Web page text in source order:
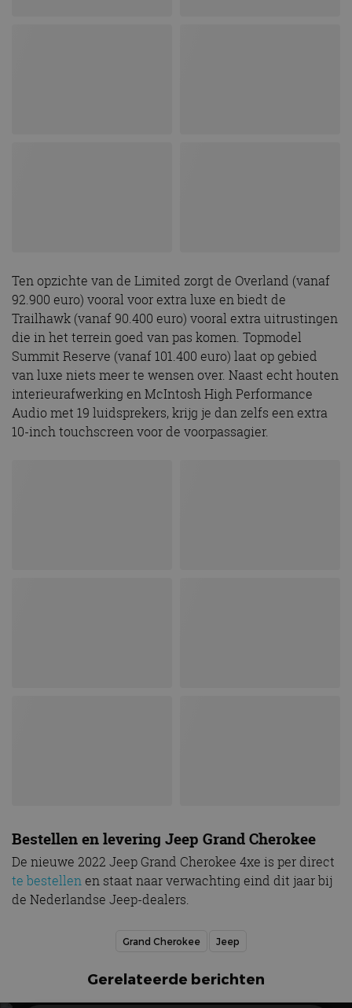
Ten opzichte van de Limited zorgt de Overland (vanaf
92.900 euro) vooral voor extra luxe en biedt de
Trailhawk (vanaf 90.400 euro) vooral extra uitrustingen
die in het terrein goed van pas komen. Topmodel
Summit Reserve (vanaf 101.400 euro) laat op gebied
van luxe niets meer te wensen over. Naast echt houten
interieurafwerking en McIntosh High Performance
Audio met 19 luidsprekers, krijg je dan zelfs een extra
10-inch touchscreen voor de voorpassagier.
Bestellen en levering Jeep Grand Cherokee
De nieuwe 2022 Jeep Grand Cherokee 4xe is per direct
te bestellenen staat naar verwachting eind dit jaar bij
de Nederlandse Jeep-dealers.
Grand Cherokee Jeep
Gerelateerde berichten